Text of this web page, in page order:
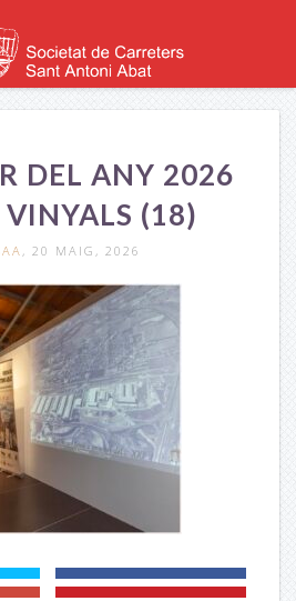
DEL ANY 2026
(18)
, 20 MAIG, 2026